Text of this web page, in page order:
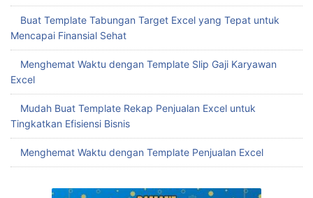
Buat Template Tabungan Target Excel yang Tepat untuk
Mencapai Finansial Sehat
Menghemat Waktu dengan Template Slip Gaji Karyawan
Excel
Mudah Buat Template Rekap Penjualan Excel untuk
Tingkatkan Efisiensi Bisnis
Menghemat Waktu dengan Template Penjualan Excel